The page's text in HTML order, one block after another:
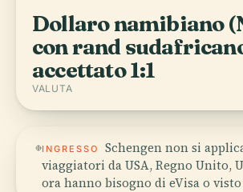
Dollaro namibiano
con rand
accettato 1:1
VALUTA
INGRESSO
Schengen non si
viaggiatori da USA, Regno Unito,
ora hanno bisogno di eVisa o